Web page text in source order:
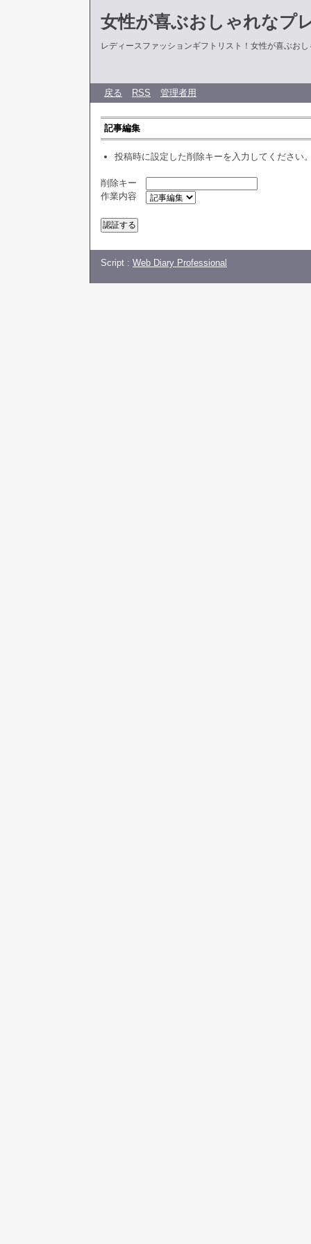
女性が喜ぶおしゃれなプ
レディースファッションギフトリスト！女性が喜ぶお
戻る RSS 管理者用
記事編集
投稿時に設定した削除キーを入力してください
削除キー
作業内容
Script : Web Diary Professional